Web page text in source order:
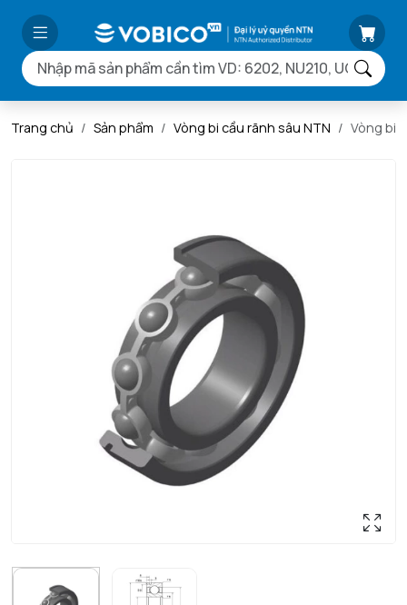
Trang chủ Sản phẩm Vòng bi cầu rãnh sâu NTN Vòng bi